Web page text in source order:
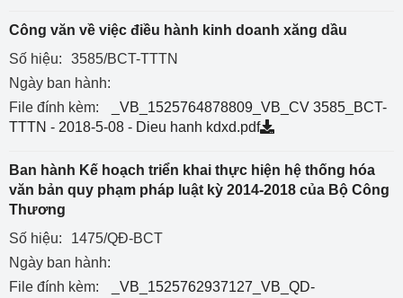
Công văn về việc điều hành kinh doanh xăng dầu
Số hiệu:
3585/BCT-TTTN
Ngày ban hành:
File đính kèm:
_VB_1525764878809_VB_CV 3585_BCT-
TTTN - 2018-5-08 - Dieu hanh kdxd.pdf
Ban hành Kế hoạch triển khai thực hiện hệ thống hóa
văn bản quy phạm pháp luật kỳ 2014-2018 của Bộ Công
Thương
Số hiệu:
1475/QĐ-BCT
Ngày ban hành:
File đính kèm:
_VB_1525762937127_VB_QD-